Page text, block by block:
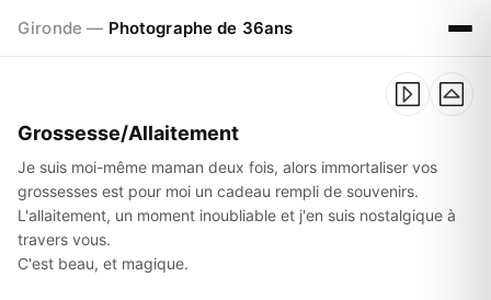
Gironde — Photographe de 36ans
Grossesse/Allaitement
Je suis moi-même maman deux fois, alors immortaliser vos
grossesses est pour moi un cadeau rempli de souvenirs.
L'allaitement, un moment inoubliable et j'en suis nostalgique à
travers vous.
C'est beau, et magique.